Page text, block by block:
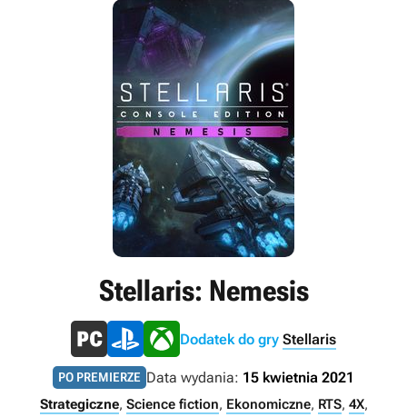
Stellaris: Nemesis
Dodatek do gry Stellaris
PO PREMIERZE Data wydania: 15 kwietnia 2021
Strategiczne, Science fiction, Ekonomiczne, RTS, 4X,